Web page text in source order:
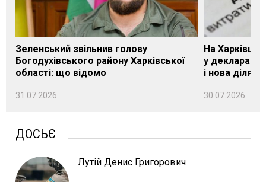
Зеленський звільнив голову
Богодухівського району Харківської
області: що відомо
31.07.2026
На
у декларації
і нова
30.07.2026
ДОСЬЄ
Лутій Денис Григорович